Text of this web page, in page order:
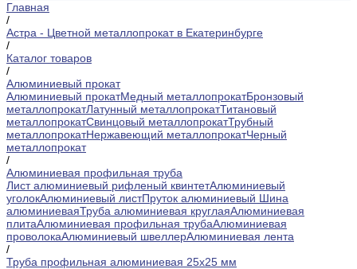
Главная
/
Астра - Цветной металлопрокат в Екатеринбурге
/
Каталог товаров
/
Алюминиевый прокат
Алюминиевый прокатМедный металлопрокатБронзовый
металлопрокатЛатунный металлопрокатТитановый
металлопрокатСвинцовый металлопрокатТрубный
металлопрокатНержавеющий металлопрокатЧерный
металлопрокат
/
Алюминиевая профильная труба
Лист алюминиевый рифленый квинтетАлюминиевый
уголокАлюминиевый листПруток алюминиевый Шина
алюминиеваяТруба алюминиевая круглаяАлюминиевая
плитаАлюминиевая профильная трубаАлюминиевая
проволокаАлюминиевый швеллерАлюминиевая лента
/
Труба профильная алюминиевая 25х25 мм